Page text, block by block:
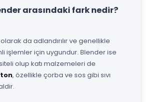
arasındaki fark nedir?
da adlandırılır ve genellikle
işlemler için uygundur. Blender ise
olup katı malzemeleri de
, özellikle çorba ve sos gibi sıvı